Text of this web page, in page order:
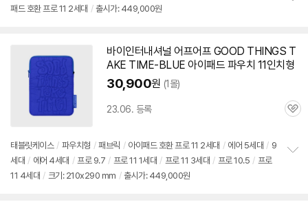
패드호환프로11 2세대 / 출시가: 449,000원
치
기
바이인터내셔널 어프어프 GOOD THINGS T
AKE TIME-BLUE 아이패드 파우치 11인치형
30,900원 (1몰)
23.06. 등록
관
태블릿케이스 / 파우치형 / 패브릭 / 아이패드호환프로11 2세대 / 에어 5세대 / 9
세대 / 에어 4세대 / 프로9.7 / 프로11 1세대 / 프로11 3세대 / 프로10.5 / 프로
11 4세대 / 크기: 210x290 mm / 출시가: 449,000원